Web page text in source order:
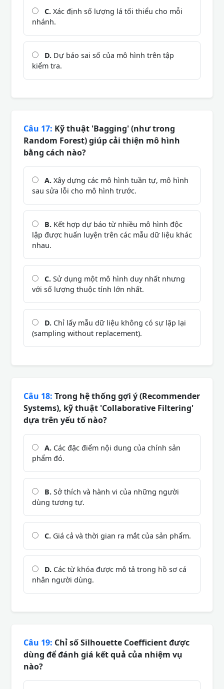
C. Xác định số lượng lá tối thiểu cho mỗi
nhánh.
D. Dự báo sai số của mô hình trên tập
kiểm tra.
Câu 17: Kỹ thuật 'Bagging' (như trong
Random Forest) giúp cải thiện mô hình
bằng cách nào?
A. Xây dựng các mô hình tuần tự, mô hình
sau sửa lỗi cho mô hình trước.
B. Kết hợp dự báo từ nhiều mô hình độc
lập được huấn luyện trên các mẫu dữ liệu khác
nhau.
C. Sử dụng một mô hình duy nhất nhưng
với số lượng thuộc tính lớn nhất.
D. Chỉ lấy mẫu dữ liệu không có sự lặp lại
(sampling without replacement).
Câu 18: Trong hệ thống gợi ý (Recommender
Systems), kỹ thuật 'Collaborative Filtering'
dựa trên yếu tố nào?
A. Các đặc điểm nội dung của chính sản
phẩm đó.
B. Sở thích và hành vi của những người
dùng tương tự.
C. Giá cả và thời gian ra mắt của sản phẩm.
D. Các từ khóa được mô tả trong hồ sơ cá
nhân người dùng.
Câu 19: Chỉ số Silhouette Coefficient được
dùng để đánh giá kết quả của nhiệm vụ
nào?